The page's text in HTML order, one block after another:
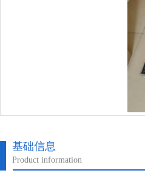
基础信息
Product information